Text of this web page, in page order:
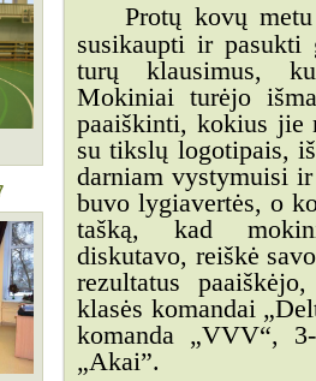
Protų kovų
susikaupti ir
turų klausimus,
Mokiniai turėjo
paaiškinti, kokius jie
su tikslų logotipais,
darniam vystymuisi
buvo lygiavertės, o
tašką, kad
diskutavo, reiškė
rezultatus
klasės komandai
komanda „VVV“,
„Akai”.